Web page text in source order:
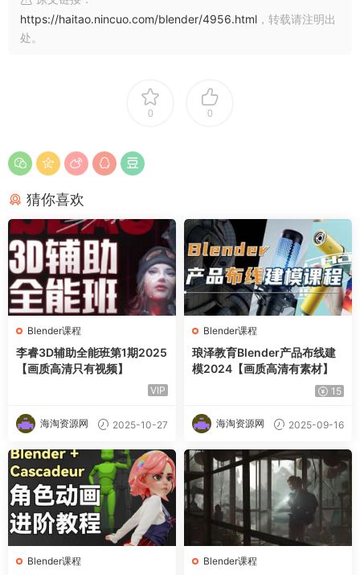
https://haitao.nincuo.com/blender/4956.html ，转载请注明出
处。
0 0
猜你喜欢
Blender课程
李睿3D辅助全能班第1期2025
【画质高清只有视频】
VIP
海淘资源网 2025-10-27
Blender课程
琅泽教育Blender产品布线建
模2024【画质高清有素材】
15
海淘资源网 2025-09-16
Blender课程 Blender课程